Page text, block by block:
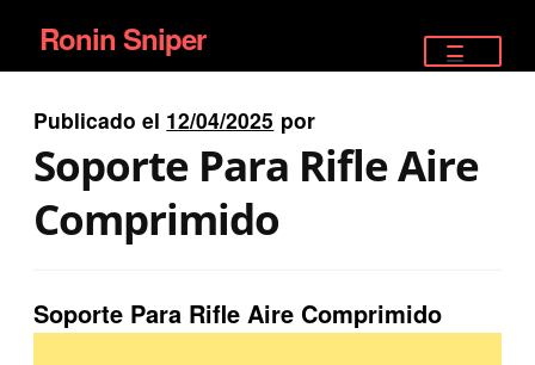
Ir
a
la
navegación
Ir
al
contenido
Ronin Sniper
PISTOLAS
SATELITALES
Publicado el 12/04/2025 por
Soporte Para Rifle Aire
Comprimido
Soporte Para Rifle Aire Comprimido